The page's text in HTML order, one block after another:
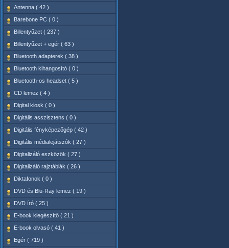
Antenna ( 42 )
Barebone PC ( 0 )
Billentyűzet ( 237 )
Billentyűzet + egér ( 63 )
Bluetooth adapterek ( 38 )
Bluetooth kihangosító ( 0 )
Bluetooth-os headset ( 5 )
CD lemez ( 4 )
Digital kiosk ( 0 )
Digitális asszisztens ( 0 )
Digitális fényképezőgép ( 42 )
Digitális médialejátszók ( 27 )
Digitalizáló eszközök ( 27 )
Digitalizáló rajztáblák ( 26 )
Diktafonok ( 0 )
DVD és Blu-Ray lemez ( 19 )
DVD író ( 25 )
E-book kiegészítő ( 21 )
E-book olvasó ( 41 )
Egér ( 719 )